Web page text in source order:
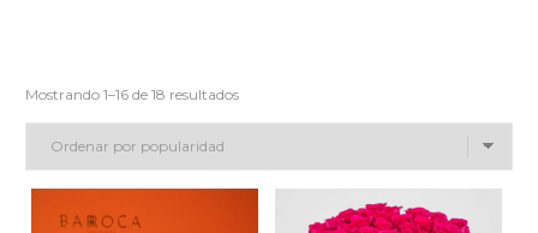
Mostrando 1–16 de 18 resultados